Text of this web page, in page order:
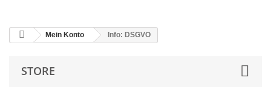
Mein Konto Info: DSGVO
STORE